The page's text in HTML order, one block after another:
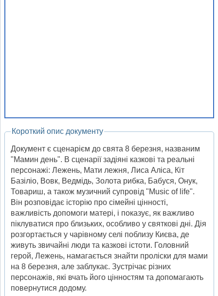
Короткий опис документу
Документ є сценарієм до свята 8 березня, названим
"Мамин день". В сценарії задіяні казкові та реальні
персонажі: Лежень, Мати лежня, Лиса Аліса, Кіт
Базіліо, Вовк, Ведмідь, Золота рибка, Бабуся, Онук,
Товариш, а також музичний супровід "Music of life".
Він розповідає історію про сімейні цінності,
важливість допомоги матері, і показує, як важливо
піклуватися про близьких, особливо у святкові дні. Дія
розгортається у чарівному селі поблизу Києва, де
живуть звичайні люди та казкові істоти. Головний
герой, Лежень, намагається знайти проліски для мами
на 8 березня, але заблукає. Зустрічає різних
персонажів, які вчать його цінностям та допомагають
повернутися додому.